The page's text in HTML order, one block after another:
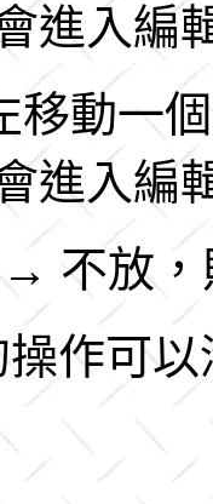
進入編
動一
進入編
不放，
作可